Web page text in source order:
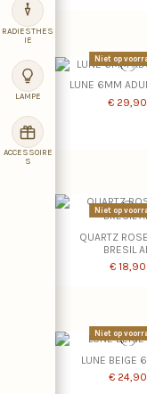
RADIESTHES
IE
LAMPE
ACCESSOIRE
S
Niet op
LUNE 6MM
€ 29,90
Niet op
QUARTZ
BRESIL
€ 18,90
Niet op
LUNE BEIGE
€ 24,90